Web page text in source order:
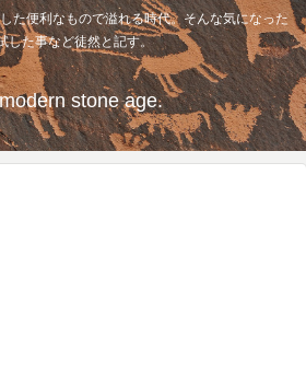
た便利なもので溢れる時代。そんな気になった
した事など徒然と記す。
stone age.